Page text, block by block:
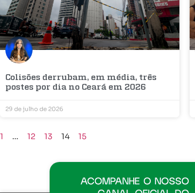
Colisões derrubam, em média, três
postes por dia no Ceará em 2026
29 de julho de 2026
1 … 12 13 14 15